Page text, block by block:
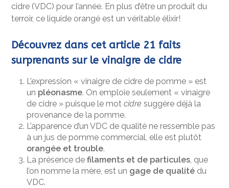
cidre (VDC) pour l’année. En plus d’être un produit du
terroir, ce liquide orangé est un véritable élixir!
Découvrez dans cet article 21 faits
surprenants sur le vinaigre de cidre
L’expression « vinaigre de cidre de pomme » est
un pléonasme. On emploie seulement « vinaigre
de cidre » puisque le motcidre suggère déjà la
provenance de la pomme.
L’apparence d’un VDC de qualité ne ressemble pas
à un jus de pomme commercial, elle est plutôt
orangée et trouble.
La présence defilaments et de particules, que
l’on nomme la mère, est un gage de qualité du
VDC.